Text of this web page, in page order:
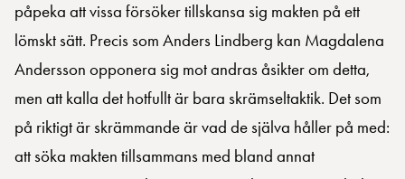
påpeka att vissa försöker tillskansa sig makten på ett
lömskt sätt. Precis som Anders Lindberg kan Magdalena
Andersson opponera sig mot andras åsikter om detta,
men att kalla det hotfullt är bara skrämseltaktik. Det som
på riktigt är skrämmande är vad de själva håller på med:
att söka makten tillsammans med bland annat